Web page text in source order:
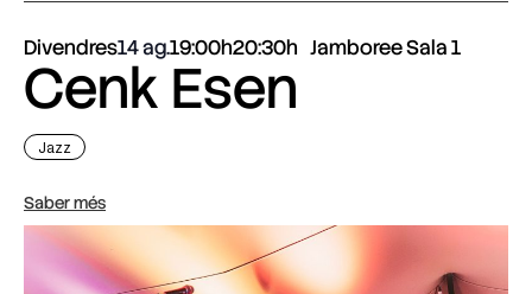
Divendres14 ag.19:00h20:30h Jamboree Sala 1
Cenk Esen
Jazz
Saber més